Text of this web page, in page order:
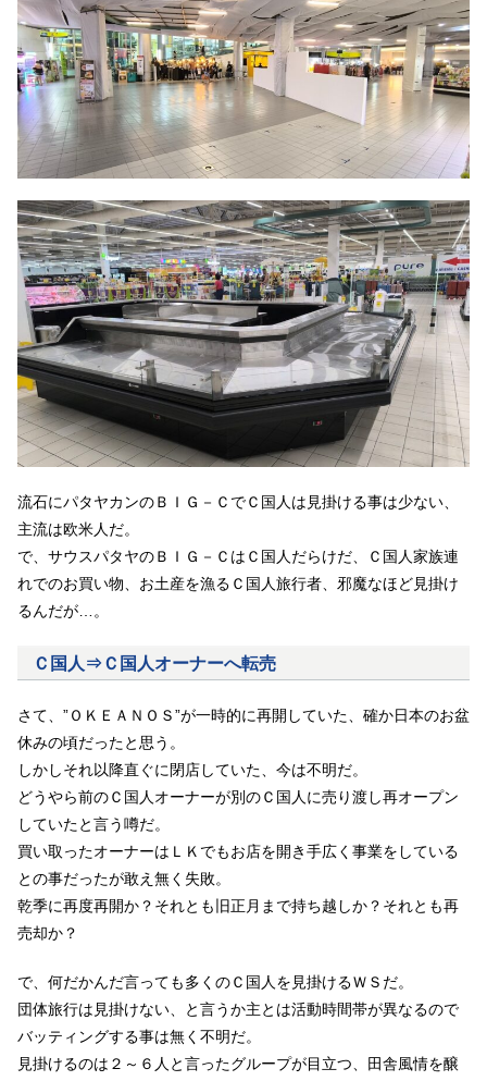
流石にパタヤカンのＢＩＧ－ＣでＣ国人は見掛ける事は少ない、
主流は欧米人だ。
で、サウスパタヤのＢＩＧ－ＣはＣ国人だらけだ、Ｃ国人家族連
れでのお買い物、お土産を漁るＣ国人旅行者、邪魔なほど見掛け
るんだが…。
Ｃ国人⇒Ｃ国人オーナーへ転売
さて、”ＯＫＥＡＮＯＳ”が一時的に再開していた、確か日本のお盆
休みの頃だったと思う。
しかしそれ以降直ぐに閉店していた、今は不明だ。
どうやら前のＣ国人オーナーが別のＣ国人に売り渡し再オープン
していたと言う噂だ。
買い取ったオーナーはＬＫでもお店を開き手広く事業をしている
との事だったが敢え無く失敗。
乾季に再度再開か？それとも旧正月まで持ち越しか？それとも再
売却か？
で、何だかんだ言っても多くのＣ国人を見掛けるＷＳだ。
団体旅行は見掛けない、と言うか主とは活動時間帯が異なるので
バッティングする事は無く不明だ。
見掛けるのは２～６人と言ったグループが目立つ、田舎風情を醸